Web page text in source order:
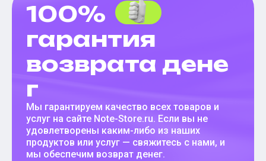
100%
гарантия
возврата дене
г
Мы гарантируем качество всех товаров и
услуг на сайте Note-Store.ru. Если вы не
удовлетворены каким-либо из наших
продуктов или услуг — свяжитесь с нами, и
мы обеспечим возврат денег.